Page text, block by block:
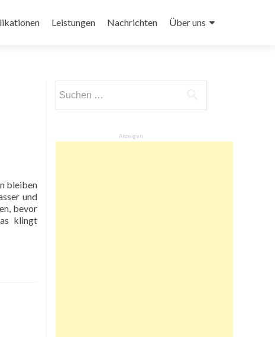
Leistungen Nachrichten Über uns
und
bevor
klingt
nach:
Anzeigen